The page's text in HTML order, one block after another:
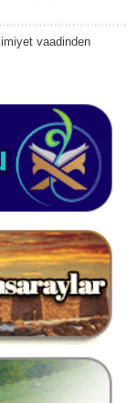
vaadinden